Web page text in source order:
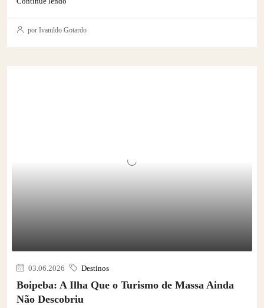
por Ivanildo Gotardo
03.06.2026 Destinos
Boipeba: A Ilha Que o Turismo de Massa Ainda
Não Descobriu